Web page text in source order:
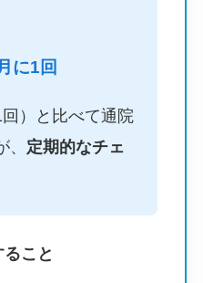
に1回
）と比べて通院
定期的なチェ
こと